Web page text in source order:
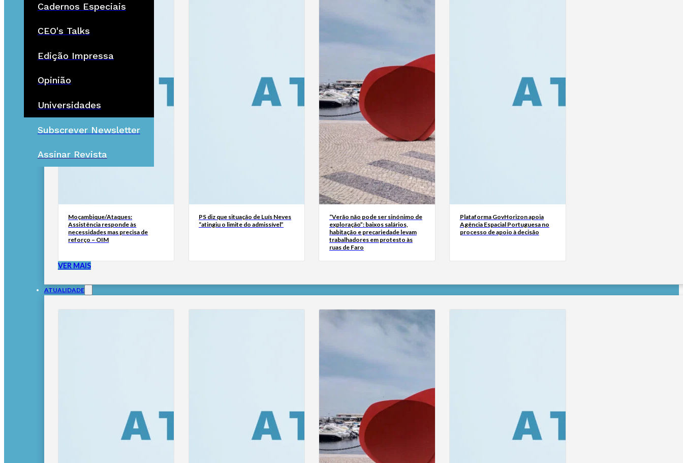
Cadernos Especiais
CEO's Talks
Edição Impressa
Opinião
Universidades
Subscrever Newsletter
Assinar Revista
Moçambique/Ataques:
Assistência responde às
necessidades mas precisa de
reforço – OIM
PS diz que situação de Luís Neves
“atingiu o limite do admissível”
“Verão não pode ser sinónimo de
exploração”: baixos salários,
habitação e precariedade levam
trabalhadores em protesto às
ruas de Faro
Plataforma GovHorizon apoia
Agência Espacial Portuguesa no
processo de apoio à decisão
VER MAIS
ATUALIDADE